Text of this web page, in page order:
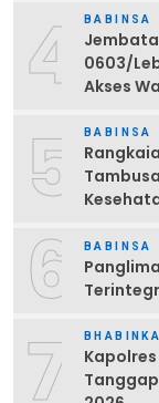
4 BABINSA
0603/
Akses
5 BABINSA
6 BABINSA
7